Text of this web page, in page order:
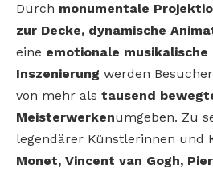
Durch monumentale
zur Decke, dynamische
eine emotionale musikalische
Inszenierung werden
von mehr als tausend
Meisterwerkenumgeben. Zu
legendärer Künstlerinnen und
Monet, Vincent van Gogh,